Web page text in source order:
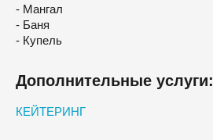
- Мангал
- Баня
- Купель
Дополнительные услуги:
КЕЙТЕРИНГ